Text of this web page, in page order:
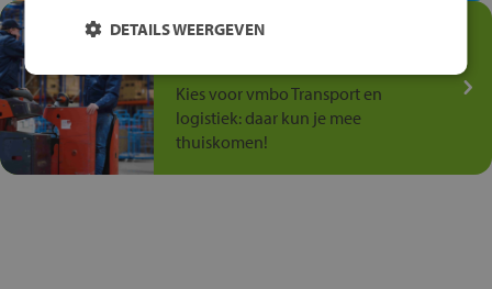
Jouw talent in de
Kies voor vmbo Transport en
logistiek: daar kun je mee
thuiskomen!
DETAILS WEERGEVEN